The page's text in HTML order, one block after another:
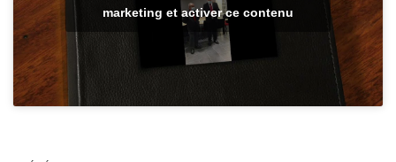
marketing et activer ce contenu